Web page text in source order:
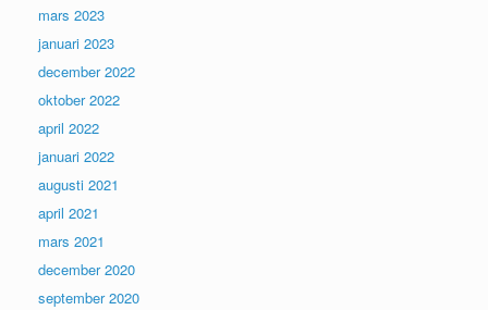
mars 2023
januari 2023
december 2022
oktober 2022
april 2022
januari 2022
augusti 2021
april 2021
mars 2021
december 2020
september 2020